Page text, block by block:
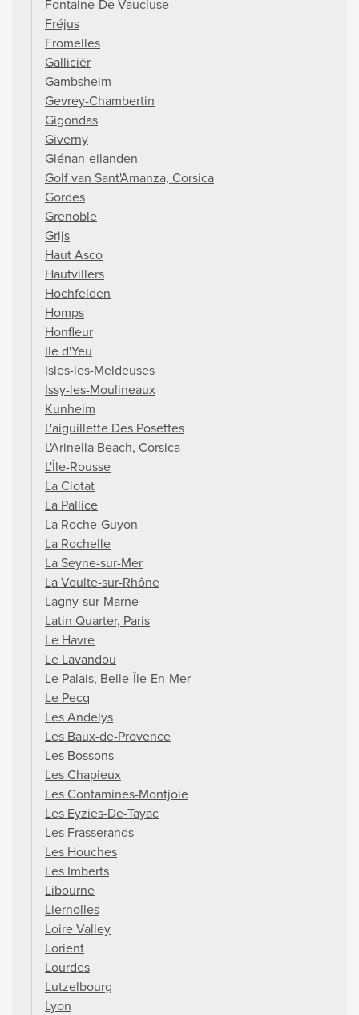
Fontaine-De-Vaucluse
Fréjus
Fromelles
Galliciër
Gambsheim
Gevrey-Chambertin
Gigondas
Giverny
Glénan-eilanden
Golf van Sant'Amanza, Corsica
Gordes
Grenoble
Grijs
Haut Asco
Hautvillers
Hochfelden
Homps
Honfleur
Ile d'Yeu
Isles-les-Meldeuses
Issy-les-Moulineaux
Kunheim
L'aiguillette Des Posettes
L'Arinella Beach, Corsica
L'Île-Rousse
La Ciotat
La Pallice
La Roche-Guyon
La Rochelle
La Seyne-sur-Mer
La Voulte-sur-Rhône
Lagny-sur-Marne
Latin Quarter, Paris
Le Havre
Le Lavandou
Le Palais, Belle-Île-En-Mer
Le Pecq
Les Andelys
Les Baux-de-Provence
Les Bossons
Les Chapieux
Les Contamines-Montjoie
Les Eyzies-De-Tayac
Les Frasserands
Les Houches
Les Imberts
Libourne
Liernolles
Loire Valley
Lorient
Lourdes
Lutzelbourg
Lyon